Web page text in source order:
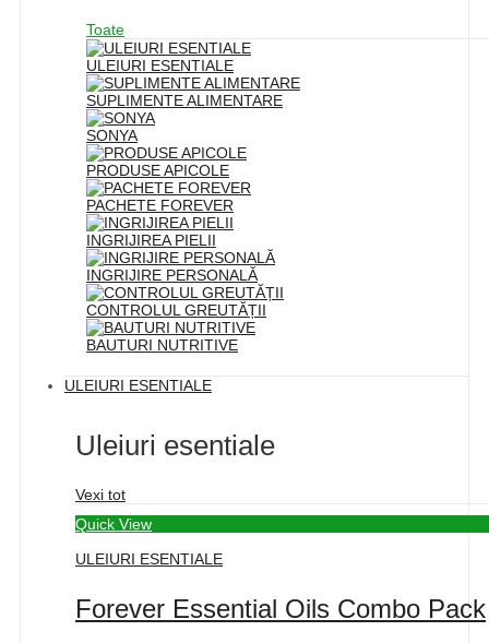
Toate
ULEIURI ESENTIALE
SUPLIMENTE ALIMENTARE
SONYA
PRODUSE APICOLE
PACHETE FOREVER
INGRIJIREA PIELII
INGRIJIRE PERSONALĂ
CONTROLUL GREUTĂȚII
BAUTURI NUTRITIVE
ULEIURI ESENTIALE
Uleiuri esentiale
Vexi tot
Quick View
ULEIURI ESENTIALE
Forever Essential Oils Combo Pack